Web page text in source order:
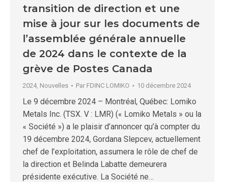
transition de direction et une
mise à jour sur les documents de
l’assemblée générale annuelle
de 2024 dans le contexte de la
grève de Postes Canada
2024, Nouvelles Par FDINC LOMIKO 10 décembre 2024
Le 9 décembre 2024 – Montréal, Québec: Lomiko
Metals Inc. (TSX. V : LMR) (« Lomiko Metals » ou la
« Société ») a le plaisir d’annoncer qu’à compter du
19 décembre 2024, Gordana Slepcev, actuellement
chef de l’exploitation, assumera le rôle de chef de
la direction et Belinda Labatte demeurera
présidente exécutive. La Société ne…